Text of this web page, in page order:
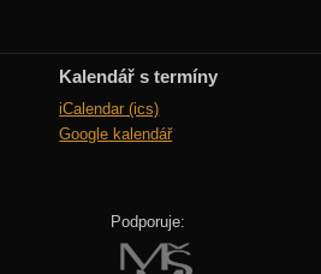
Kalendář s termíny
iCalendar (ics)
Google kalendář
Podporuje: